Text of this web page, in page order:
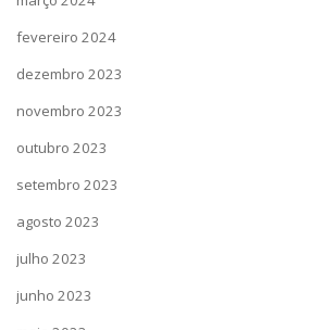
fevereiro 2024
dezembro 2023
novembro 2023
outubro 2023
setembro 2023
agosto 2023
julho 2023
junho 2023